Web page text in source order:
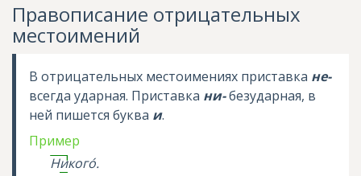
Правописание отрицательных
местоимений
В отрицательных местоимениях приставка не-
всегда ударная. Приставка ни-безударная, в
ней пишется буква и.
Пример
Никого.